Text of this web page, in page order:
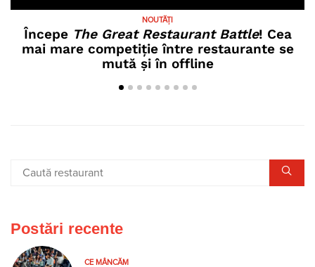
NOUTĂȚI
Începe The Great Restaurant Battle! Cea
mai mare competiție între restaurante se
mută și în offline
Postări recente
CE MÂNCĂM